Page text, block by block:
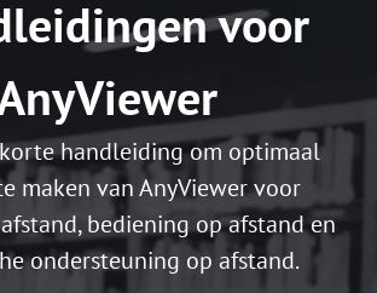
voor
handleiding om optimaal
maken van AnyViewer voor
bediening op afstand en
ondersteuning op afstand.